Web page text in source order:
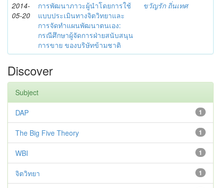
2014-
05-20
การพัฒนาภาวะผู้นำโดยการใช้
แบบประเมินทางจิตวิทยาและ
การจัดทำแผนพัฒนาตนเอง:
กรณีศึกษาผู้จัดการฝ่ายสนับสนุน
การขาย ของบริษัทข้ามชาติ
ขวัญรัก ถิ่นเทศ
Discover
Subject
1
DAP
1
The Big Five Theory
1
WBI
1
จิตวิทยา